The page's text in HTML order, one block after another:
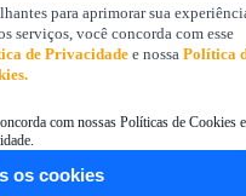
para aprimorar sua
serviços, você concorda com esse
de Privacidadee nossaPolítica
com nossas Políticas de Cookies e
os cookies